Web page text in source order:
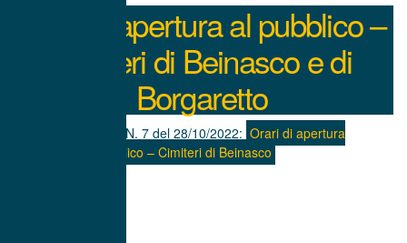
Orari di apertura al pubblico –
Cimiteri di Beinasco e di
Borgaretto
PROVVEDIMENTO N. 7 del 28/10/2022: Orari di apertura
al pubblico – Cimiteri di Beinasco